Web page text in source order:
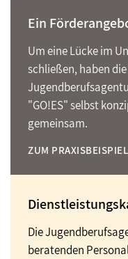
Ein
Um eine Lücke im
schließen, haben
"GO!ES" selbst
gemeinsam.
ZUM
Die
beratenden